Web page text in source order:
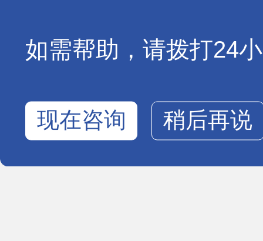
如需帮助，请拨打24
现在咨询 稍后再说